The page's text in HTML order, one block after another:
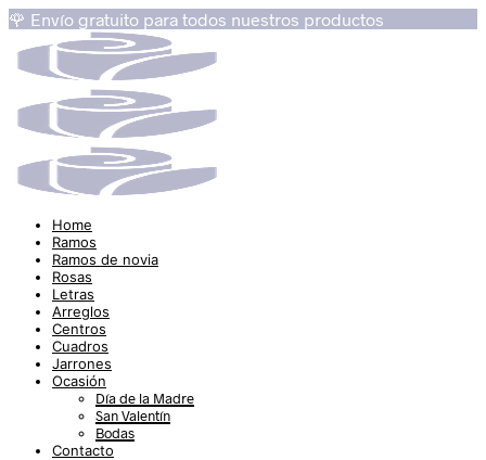
🌹 Envío gratuito para todos nuestros productos
Home
Ramos
Ramos de novia
Rosas
Letras
Arreglos
Centros
Cuadros
Jarrones
Ocasión
Día de la Madre
San Valentín
Bodas
Contacto